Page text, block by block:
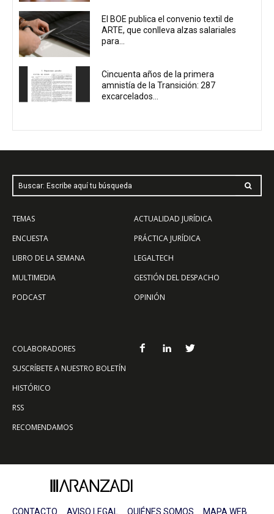
El BOE publica el convenio textil de
ARTE, que conlleva alzas salariales
para...
Cincuenta años de la primera
amnistía de la Transición: 287
excarcelados...
Buscar: Escribe aquí tu búsqueda
TEMAS
ENCUESTA
LIBRO DE LA SEMANA
MULTIMEDIA
PODCAST
ACTUALIDAD JURÍDICA
PRÁCTICA JURÍDICA
LEGALTECH
GESTIÓN DEL DESPACHO
OPINIÓN
COLABORADORES
SUSCRÍBETE A NUESTRO BOLETÍN
HISTÓRICO
RSS
RECOMENDAMOS
CONTACTO AVISO LEGAL QUIÉNES SOMOS MAPA WEB